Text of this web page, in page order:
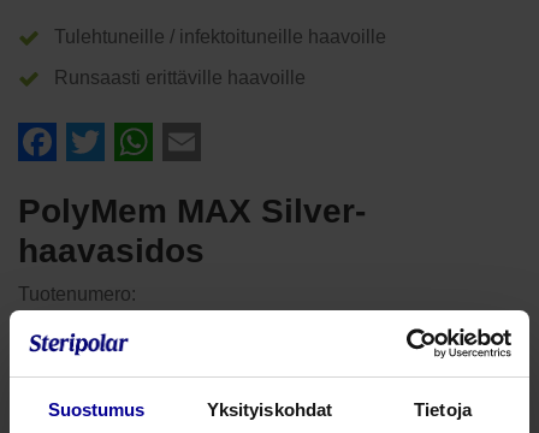
Suostumus Yksityiskohdat Tietoja
Tulehtuneille / infektoituneille haavoille
Runsaasti erittäville haavoille
Facebook
TwitterWhatsApp
PolyMem MAX Silver-
haavasidos
Tuotenumero:
PolyMem MAX Silver-haavasidos soveltuu tulehtuneiden
haavojen hoitoon, jotka erittävät runsaasti. PolyMem MAX
Silver-haavasidos imee n. 60% enemmän haavaeritettä,